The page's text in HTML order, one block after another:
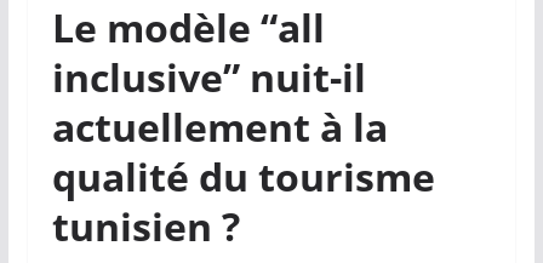
Le modèle “all
inclusive” nuit-il
actuellement à la
qualité du tourisme
tunisien ?